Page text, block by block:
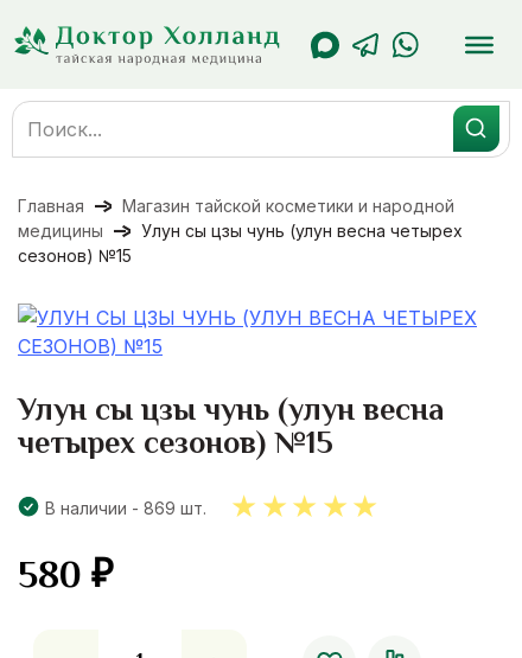
содержанию
Search
for:
Главная
Магазин тайской косметики и народной
медицины
Улун сы цзы чунь (улун весна четырех
сезонов) №15
Улун сы цзы чунь (улун весна
четырех сезонов) №15
В наличии - 869 шт.
580₽